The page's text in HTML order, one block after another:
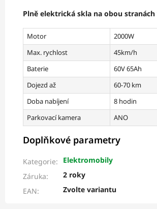
Plně elektrická skla na obou stranách
Motor 2000W
Max. rychlost
45km/h
Baterie
60V 65Ah
Dojezd až
60-70 km
Doba nabíjení
8 hodin
Parkovací kamera
ANO
Doplňkové parametry
Kategorie:
Elektromobily
Záruka:
2 roky
EAN: Zvolte variantu